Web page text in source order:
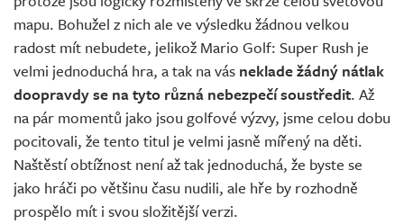
mapu. Bohužel z nich ale ve výsledku žádnou velkou
radost mít nebudete, jelikož Mario Golf: Super Rush je
velmi jednoduchá hra, a tak na vás neklade žádný nátlak
doopravdy se na tyto různá nebezpečí soustředit. Až
na pár momentů jako jsou golfové výzvy, jsme celou dobu
pocitovali, že tento titul je velmi jasně mířený na děti.
Naštěstí obtížnost není až tak jednoduchá, že byste se
jako hráči po většinu času nudili, ale hře by rozhodně
prospělo mít i svou složitější verzi.